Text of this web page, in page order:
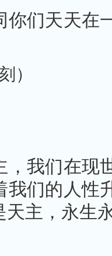
你们天天在
）
，我们在现
我们的人性
天主，永生